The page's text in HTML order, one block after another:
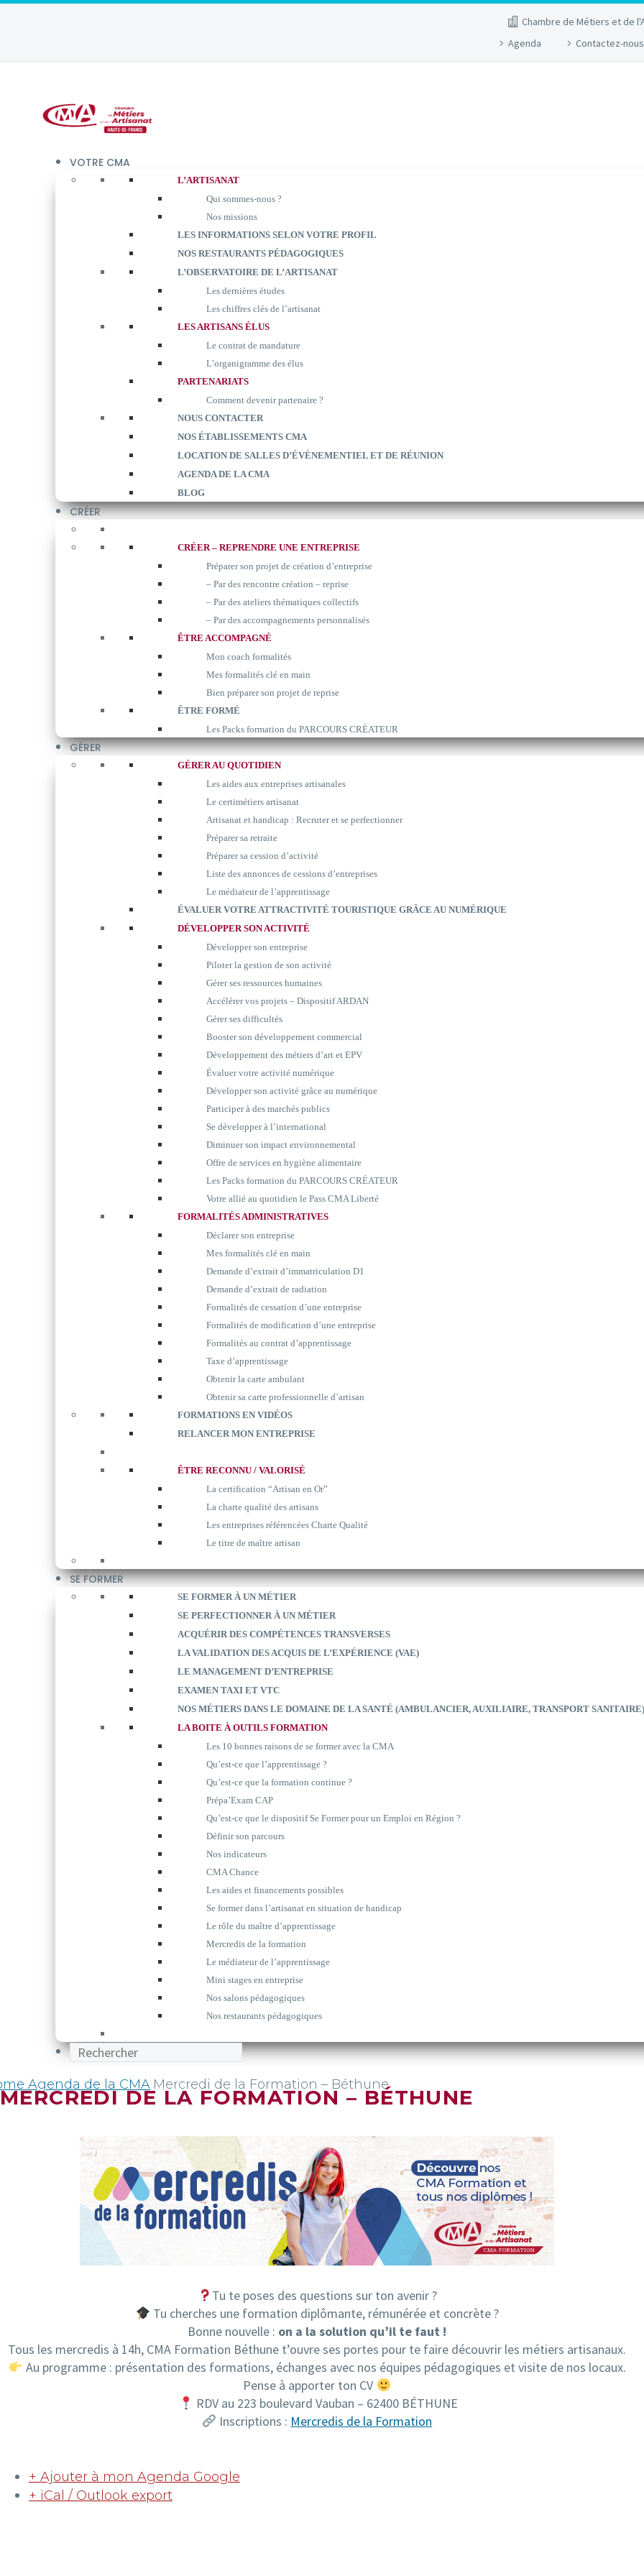
Chambre de Métiers et de
Agenda
Contactez-nous
VOTRE CMA
L’ARTISANAT
Qui sommes-nous ?
Nos missions
LES INFORMATIONS SELON VOTRE PROFIL
NOS RESTAURANTS PÉDAGOGIQUES
L’OBSERVATOIRE DE L’ARTISANAT
Les dernières études
Les chiffres clés de l’artisanat
LES ARTISANS ÉLUS
Le contrat de mandature
L’organigramme des élus
PARTENARIATS
Comment devenir partenaire ?
NOUS CONTACTER
NOS ÉTABLISSEMENTS CMA
LOCATION DE SALLES D’ÉVÈNEMENTIEL ET DE RÉUNION
AGENDA DE LA CMA
BLOG
CRÉER
CRÉER – REPRENDRE UNE ENTREPRISE
Préparer son projet de création d’entreprise
– Par des rencontre création – reprise
– Par des ateliers thématiques collectifs
– Par des accompagnements personnalisés
ÊTRE ACCOMPAGNÉ
Mon coach formalités
Mes formalités clé en main
Bien préparer son projet de reprise
ÊTRE FORMÉ
Les Packs formation du PARCOURS CRÉATEUR
GÉRER
GÉRER AU QUOTIDIEN
Les aides aux entreprises artisanales
Le certimétiers artisanat
Artisanat et handicap : Recruter et se perfectionner
Préparer sa retraite
Préparer sa cession d’activité
Liste des annonces de cessions d’entreprises
Le médiateur de l’apprentissage
ÉVALUER VOTRE ATTRACTIVITÉ TOURISTIQUE GRÂCE AU NUMÉRIQUE
DÉVELOPPER SON ACTIVITÉ
Développer son entreprise
Piloter la gestion de son activité
Gérer ses ressources humaines
Accélérer vos projets – Dispositif ARDAN
Gérer ses difficultés
Booster son développement commercial
Développement des métiers d’art et EPV
Évaluer votre activité numérique
Développer son activité grâce au numérique
Participer à des marchés publics
Se développer à l’international
Diminuer son impact environnemental
Offre de services en hygiène alimentaire
Les Packs formation du PARCOURS CRÉATEUR
Votre allié au quotidien le Pass CMA Liberté
FORMALITÉS ADMINISTRATIVES
Déclarer son entreprise
Mes formalités clé en main
Demande d’extrait d’immatriculation D1
Demande d’extrait de radiation
Formalités de cessation d’une entreprise
Formalités de modification d’une entreprise
Formalités au contrat d’apprentissage
Taxe d’apprentissage
Obtenir la carte ambulant
Obtenir sa carte professionnelle d’artisan
FORMATIONS EN VIDÉOS
RELANCER MON ENTREPRISE
ÊTRE RECONNU / VALORISÉ
La certification “Artisan en Or”
La charte qualité des artisans
Les entreprises référencées Charte Qualité
Le titre de maître artisan
SE FORMER
SE FORMER À UN MÉTIER
SE PERFECTIONNER À UN MÉTIER
ACQUÉRIR DES COMPÉTENCES TRANSVERSES
LA VALIDATION DES ACQUIS DE L’EXPÉRIENCE (VAE)
LE MANAGEMENT D’ENTREPRISE
EXAMEN TAXI ET VTC
NOS MÉTIERS DANS LE DOMAINE DE LA SANTÉ (AMBULANCIER, AUXILIAIRE, TRANSPORT SANITAIRE)
LA BOITE À OUTILS FORMATION
Les 10 bonnes raisons de se former avec la CMA
Qu’est-ce que l’apprentissage ?
Qu’est-ce que la formation continue ?
Prépa’Exam CAP
Qu’est-ce que le dispositif Se Former pour un Emploi en Région ?
Définir son parcours
Nos indicateurs
CMA Chance
Les aides et financements possibles
Se former dans l’artisanat en situation de handicap
Le rôle du maître d’apprentissage
Mercredis de la formation
Le médiateur de l’apprentissage
Mini stages en entreprise
Nos salons pédagogiques
Nos restaurants pédagogiques
Agenda de la CMA Mercredi de la Formation – Béthune
MERCREDI DE LA FORMATION – BÉTHUNE
Tu te poses des questions sur ton avenir ?
Tu cherches une formation diplômante, rémunérée et concrète ?
Bonne nouvelle : on a la solution qu’il te faut !
Tous les mercredis à 14h, CMA Formation Béthune t’ouvre ses portes pour te faire découvrir les métiers artisanaux.
Au programme : présentation des formations, échanges avec nos équipes pédagogiques et visite de nos locaux.
Pense à apporter ton CV
RDV au 223 boulevard Vauban – 62400 BÉTHUNE
Inscriptions : Mercredis de la Formation
+ Ajouter à mon Agenda Google
+ iCal / Outlook export